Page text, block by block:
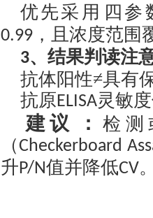
优先采用 四参
0.99 ，且浓度范
3、 结果判读注
抗体阳性≠具有
抗原ELISA灵敏
‌建议‌：检测
（Checkerboard
升P/N值并降低CV